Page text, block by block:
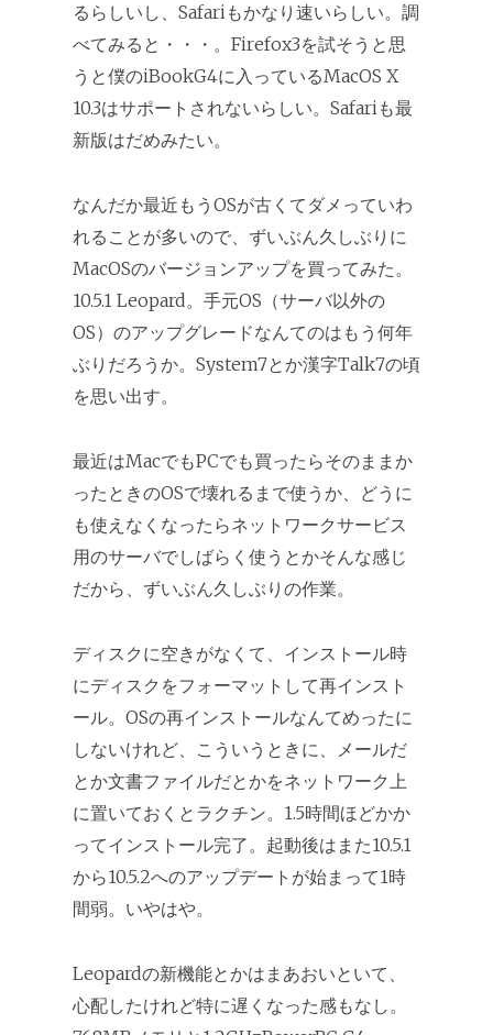
るらしいし、Safariもかなり速いらしい。調
べてみると・・・。Firefox3を試そうと思
うと僕のiBookG4に入っているMacOS X
10.3はサポートされないらしい。Safariも最
新版はだめみたい。
なんだか最近もうOSが古くてダメっていわ
れることが多いので、ずいぶん久しぶりに
MacOSのバージョンアップを買ってみた。
10.5.1 Leopard。手元OS（サーバ以外の
OS）のアップグレードなんてのはもう何年
ぶりだろうか。System7とか漢字Talk7の頃
を思い出す。
最近はMacでもPCでも買ったらそのままか
ったときのOSで壊れるまで使うか、どうに
も使えなくなったらネットワークサービス
用のサーバでしばらく使うとかそんな感じ
だから、ずいぶん久しぶりの作業。
ディスクに空きがなくて、インストール時
にディスクをフォーマットして再インスト
ール。OSの再インストールなんてめったに
しないけれど、こういうときに、メールだ
とか文書ファイルだとかをネットワーク上
に置いておくとラクチン。1.5時間ほどかか
ってインストール完了。起動後はまた10.5.1
から10.5.2へのアップデートが始まって1時
間弱。いやはや。
Leopardの新機能とかはまあおいといて、
心配したけれど特に遅くなった感もなし。